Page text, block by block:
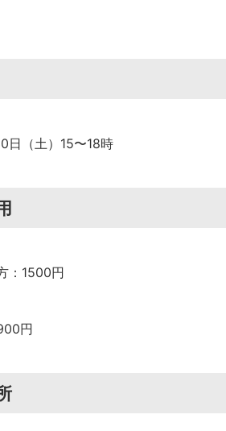
日（土）15〜18時
：1500円
円